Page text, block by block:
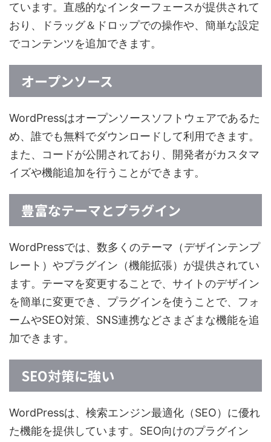
ています。直感的なインターフェースが提供されて
おり、ドラッグ＆ドロップでの操作や、簡単な設定
でコンテンツを追加できます。
オープンソース
WordPressはオープンソースソフトウェアであるた
め、誰でも無料でダウンロードして利用できます。
また、コードが公開されており、開発者がカスタマ
イズや機能追加を行うことができます。
豊富なテーマとプラグイン
WordPressでは、数多くのテーマ（デザインテンプ
レート）やプラグイン（機能拡張）が提供されてい
ます。テーマを変更することで、サイトのデザイン
を簡単に変更でき、プラグインを使うことで、フォ
ームやSEO対策、SNS連携などさまざまな機能を追
加できます。
SEO対策に強い
WordPressは、検索エンジン最適化（SEO）に優れ
た機能を提供しています。SEO向けのプラグイン